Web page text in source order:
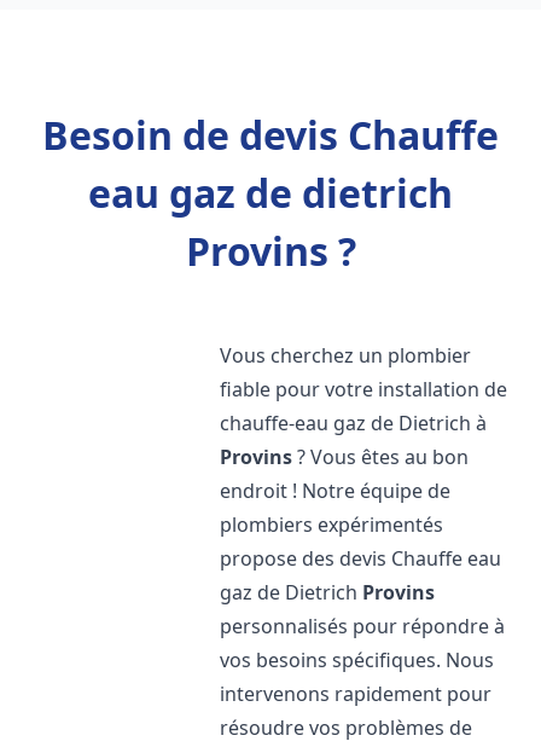
Besoin de devis Chauffe
eau gaz de dietrich
Provins ?
Vous cherchez un plombier
fiable pour votre installation de
chauffe-eau gaz de Dietrich à
Provins? Vous êtes au bon
endroit ! Notre équipe de
plombiers expérimentés
propose des devis Chauffe eau
gaz de Dietrich Provins
personnalisés pour répondre à
vos besoins spécifiques. Nous
intervenons rapidement pour
résoudre vos problèmes de